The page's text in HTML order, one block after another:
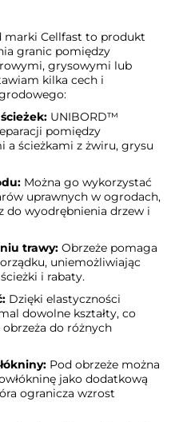
marki Cellfast to produkt
granic pomiędzy
grysowymi lub
kilka cech i
UNIBORD™
pomiędzy
a ścieżkami z żwiru, grysu
Można go wykorzystać
uprawnych w ogrodach,
do wyodrębnienia drzew i
trawy: Obrzeże pomaga
uniemożliwiając
i rabaty.
Dzięki elastyczności
dowolne kształty, co
do różnych
Pod obrzeże można
jako dodatkową
ogranicza wzrost